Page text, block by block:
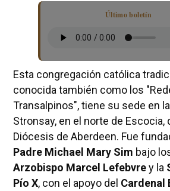
Último boletín
Esta congregación católica
conocida también como los
Transalpinos", tiene su sede en
Stronsay, en el norte de Escocia,
Diócesis de Aberdeen. Fue
Padre Michael Mary Sim bajo
Arzobispo Marcel Lefebvrey la
Pío X, con el apoyo del Cardenal